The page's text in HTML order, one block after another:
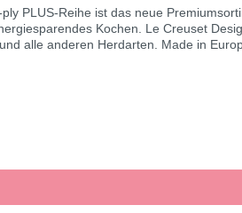
PLUS-Reihe ist das neue
Kochen. Le Creuset
alle anderen Herdarten. Made in